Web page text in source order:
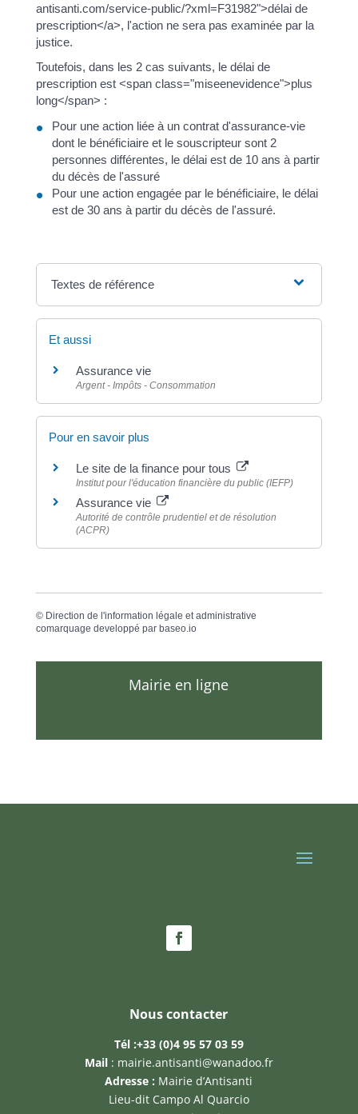
antisanti.com/service-public/?xml=F31982">délai de
prescription</a>, l'action ne sera pas examinée par la
justice.
Toutefois, dans les 2 cas suivants, le délai de
prescription est <span class="miseenevidence">plus
long</span> :
Pour une action liée à un contrat d'assurance-vie
dont le bénéficiaire et le souscripteur sont 2
personnes différentes, le délai est de 10 ans à partir
du décès de l'assuré
Pour une action engagée par le bénéficiaire, le délai
est de 30 ans à partir du décès de l'assuré.
Textes de référence
Et aussi
Assurance vie
Argent - Impôts - Consommation
Pour en savoir plus
Le site de la finance pour tous
Institut pour l'éducation financière du public (IEFP)
Assurance vie
Autorité de contrôle prudentiel et de résolution
(ACPR)
© Direction de l'information légale et administrative
comarquage developpé par baseo.io
Mairie en ligne
Nous contacter
Tél :+33 (0)4 95 57 03 59
Mail: mairie.antisanti@wanadoo.fr
Adresse : Mairie d’Antisanti
Lieu-dit Campo Al Quarcio